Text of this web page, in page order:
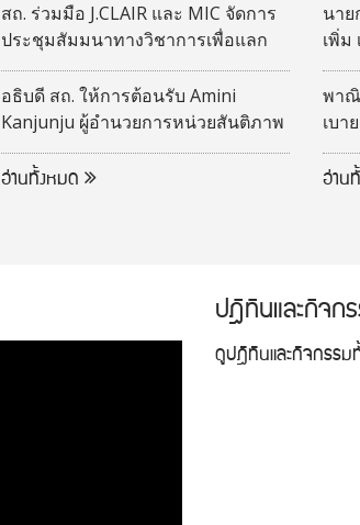
สถ. ร่วมมือ J.CLAIR และ MIC จัดการ
ประชุมสัมมนาทางวิชาการเพื่อแลก
เปลี่ยนองค์ความรู้ระหว่างไทยและ
ญี่ปุ่น (DLA -CLAIR-MIC joint Hybrid
Seminar) ประจำปีงบประมาณ 2569
อธิบดี สถ. ให้การต้อนรับ Amini
Kanjunju ผู้อำนวยการหน่วยสันติภาพ
สหรัฐอเมริกา (Peace Corps) ประจำ
ประเทศไทย
อ่านทั้งหมด
นาย
เพิ่ม
ชาย
พาณิ
เบา
อ่าน
ปฎิทินและกิจก
ดูปฎิทินและกิจกรรม